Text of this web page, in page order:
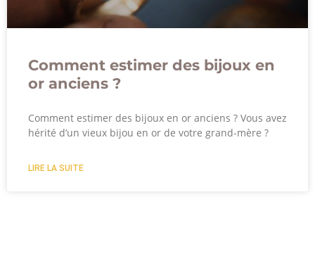
Comment estimer des bijoux en
or anciens ?
Comment estimer des bijoux en or anciens ? Vous avez
hérité d’un vieux bijou en or de votre grand-mère ?
LIRE LA SUITE